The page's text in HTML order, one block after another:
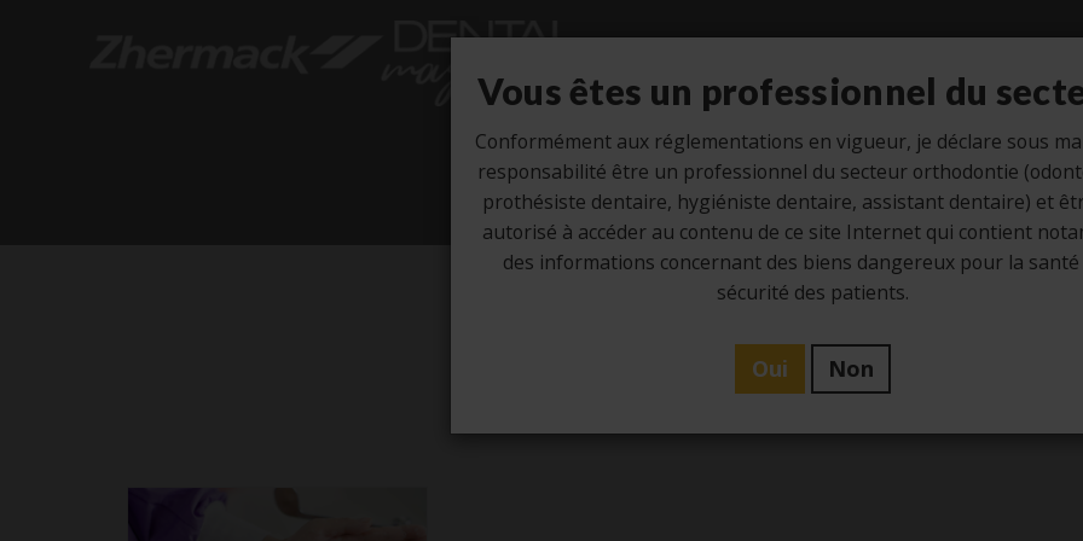
Etude Hygiène Laboratoire
pharmacologie
Vous êtes un professionnel du
Conformément aux réglementations en vigueur, je déclare sous
responsabilité être un professionnel du secteur orthodontie
prothésiste dentaire, hygiéniste dentaire, assistant dentaire) et
autorisé à accéder au contenu de ce site Internet qui contient
des informations concernant des biens dangereux pour la santé
sécurité des patients.
Oui Non